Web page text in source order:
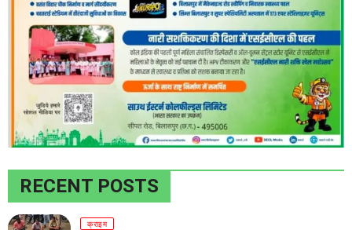
RECENT POSTS
क्राइम